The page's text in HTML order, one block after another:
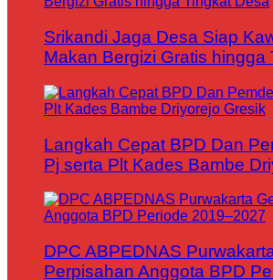
Srikandi Jaga Desa Siap
Makan Bergizi Gratis hingga
Langkah Cepat BPD Dan
Pj serta Plt Kades Bambe
DPC ABPEDNAS
Perpisahan Anggota BPD